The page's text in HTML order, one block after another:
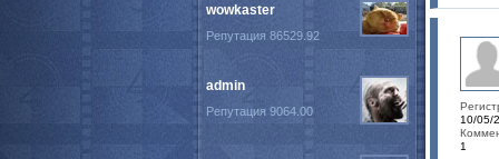
10/05/
1
wowkaster
Репутация 86529.92
admin
Репутация 9064.00